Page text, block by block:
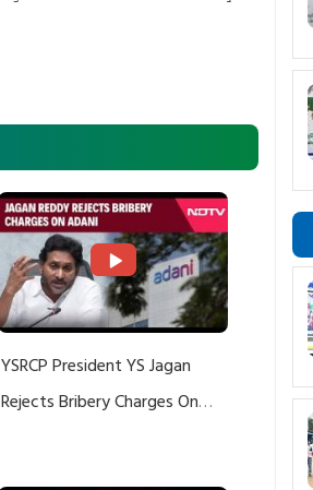
YSRCP President YS Jagan
Rejects Bribery Charges On